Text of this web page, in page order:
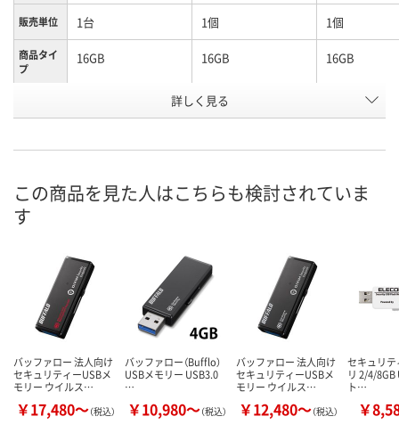
販売単位 1台 1個 1個
商品タイ
プ
16GB 16GB 16GB
3年
号
お届け日
数量
カゴへ
在庫切れです
（次回入荷日未定）
カ
詳しく見る
この商品を見た人はこちらも検討されていま
す
バッファロー 法人向け
セキュリティーUSBメ
モリー ウイルス…
￥17,480～（税込）
バッファロー（Bufflo）
USBメモリー USB3.0
…
￥10,980～（税込）
バッファロー 法人向け
セキュリティーUSBメ
モリー ウイルス…
￥12,480～（税込）
セキュリテ
リ 2/4/8GB
ト…
￥